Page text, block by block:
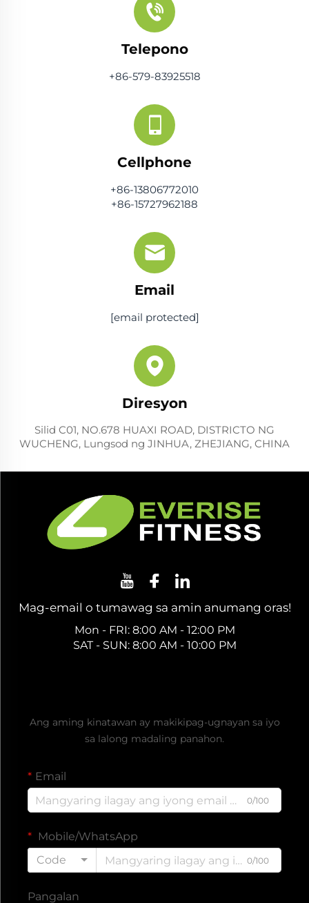
Telepono
+86-579-83925518
Cellphone
+86-13806772010
+86-15727962188
Email
[email protected]
Diresyon
Silid C01, NO.678 HUAXI ROAD, DISTRICTO NG
WUCHENG, Lungsod ng JINHUA, ZHEJIANG, CHINA
Mag-email o tumawag sa amin anumang oras!
Mon - FRI: 8:00 AM - 12:00 PM
SAT - SUN: 8:00 AM - 10:00 PM
Ang aming kinatawan ay makikipag-ugnayan sa iyo
sa lalong madaling panahon.
Email
0/100
Mobile/WhatsApp
Code
0/100
Pangalan